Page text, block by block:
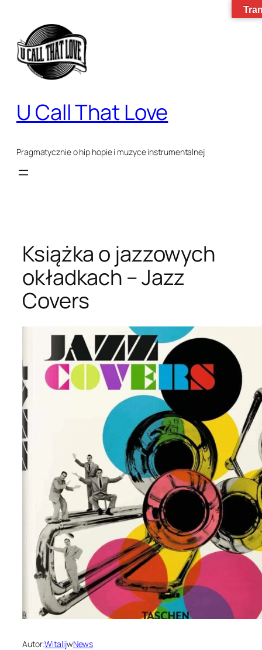
treści
U Call That Love
Pragmatycznie o hip hopie i muzyce instrumentalnej
Książka o jazzowych
okładkach – Jazz
Covers
Autor:WitalijwNews